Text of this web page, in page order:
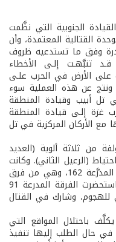
الجنوبية التي نظَّمت
القتالية المعتمدة، وأن
وفق ما تستدعيه ظروف
قـد تنبَّهـت إلـى الأخطاء
على الأرض في الحرب علـى
ونتج عن هذه العملية سوء
تل أبيب وقيادة المنطقة
غزة إلـى قيادة المنطقة
مع الأركان المركزية في تل
من ثلاثة ألوية (العديد
(الرعيل الثاني). وكانت
الفرقة التي خاضت المعارك هي الفرقة المدرَّعة 162، وهي من فرق
الخط الأول الكاملة العديد والتجهيز، واستحضرت الفرقة المدرعة 91
للهجوم، وشارك في القتال
باحتلال المواقع التي
القطاع في حال الطلب إليها تنفيذ